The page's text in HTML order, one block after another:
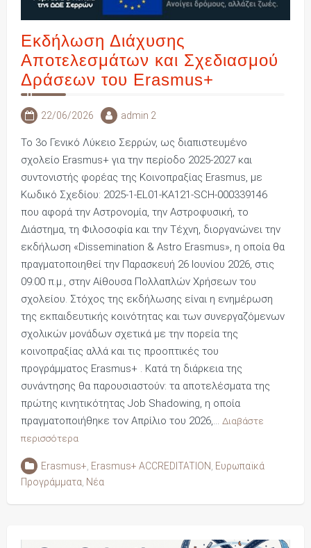
Εκδήλωση Διάχυσης
Αποτελεσμάτων και Σχεδιασμού
Δράσεων του Erasmus+
22/06/2026 admin 2
Το 3ο Γενικό Λύκειο Σερρών, ως διαπιστευμένο
σχολείο Erasmus+ για την περίοδο 2025-2027 και
συντονιστής φορέας της Κοινοπραξίας Erasmus, με
Κωδικό Σχεδίου: 2025-1-EL01-KA121-SCH-000339146
που αφορά την Αστρονομία, την Αστροφυσική, το
Διάστημα, τη Φιλοσοφία και την Τέχνη, διοργανώνει την
εκδήλωση «Dissemination & Astro Erasmus», η οποία θα
πραγματοποιηθεί την Παρασκευή 26 Ιουνίου 2026, στις
09:00 π.μ., στην Αίθουσα Πολλαπλών Χρήσεων του
σχολείου. Στόχος της εκδήλωσης είναι η ενημέρωση
της εκπαιδευτικής κοινότητας και των συνεργαζόμενων
σχολικών μονάδων σχετικά με την πορεία της
κοινοπραξίας αλλά και τις προοπτικές του
προγράμματος Erasmus+ . Κατά τη διάρκεια της
συνάντησης θα παρουσιαστούν: τα αποτελέσματα της
πρώτης κινητικότητας Job Shadowing, η οποία
πραγματοποιήθηκε τον Απρίλιο του 2026,… Διαβάστε
περισσότερα
Erasmus+, Erasmus+ ACCREDITATION, Ευρωπαϊκά
Προγράμματα, Νέα